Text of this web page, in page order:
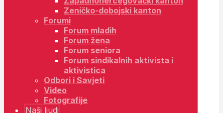
Zeničko-dobojski kanton
Forumi
Forum mladih
Forum žena
Forum seniora
Forum sindikalnih aktivista i
aktivistica
Odbori i Savjeti
Video
Fotografije
Naši ljudi